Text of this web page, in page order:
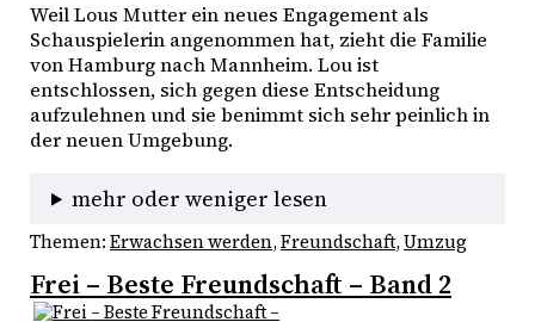
Weil Lous Mutter ein neues Engagement als
Schauspielerin angenommen hat, zieht die Familie
von Hamburg nach Mannheim. Lou ist
entschlossen, sich gegen diese Entscheidung
aufzulehnen und sie benimmt sich sehr peinlich in
der neuen Umgebung.
mehr oder weniger lesen
Themen: Erwachsen werden, Freundschaft, Umzug
Frei – Beste Freundschaft – Band 2